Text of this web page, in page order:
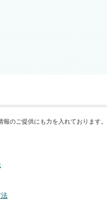
のご提供にも力を入れております。